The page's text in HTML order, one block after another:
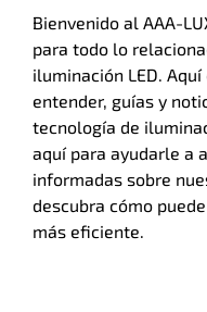
Bienvenido al AAA-
para todo lo
iluminación LED.
entender, guías y
tecnología de
aquí para ayudarle a
informadas sobre
descubra cómo
más eficiente.